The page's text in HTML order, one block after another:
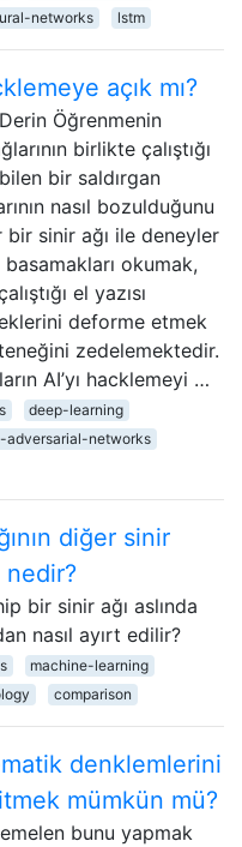
networks lstm
açık mı?
Öğrenmenin
birlikte çalıştığı
bir saldırgan
nasıl bozulduğunu
bir sinir ağı ile deneyler
okumak,
el yazısı
deforme etmek
zedelemektedir.
AI’yı hacklemeyi …
deep-learning
adversarial-networks
diğer sinir
nedir?
bir sinir ağı aslında
nasıl ayırt edilir?
machine-learning
comparison
denklemlerini
mümkün mü?
bunu yapmak